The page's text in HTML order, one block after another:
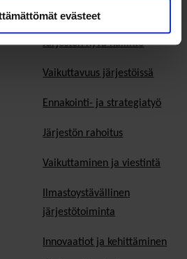
evästeet
Jäsen­edut ja -palvelut
Järjestön hyvä hallinto
Vaikuttavuus järjestöissä
Ennakointi- ja strategiatyö
Järjestön rahoitus
Vaikuttaminen ja viestintä
Ilmastoystävällinen
järjestötoiminta
Innovaatiot ja kehittäminen